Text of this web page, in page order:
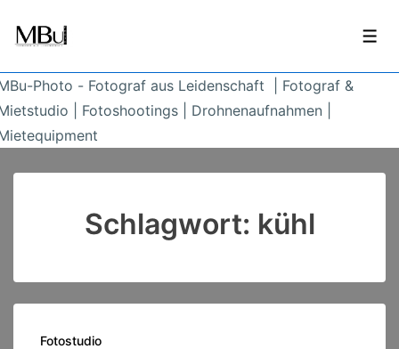
Zum
Photo - Fotograf aus Leidenschaft | Fotograf &
| Fotoshootings | Drohnenaufnahmen |
Schlagwort: kühl
Fotostudio